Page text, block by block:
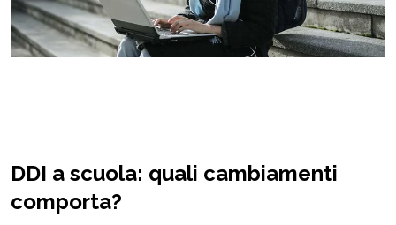
DDI a scuola: quali cambiamenti
comporta?